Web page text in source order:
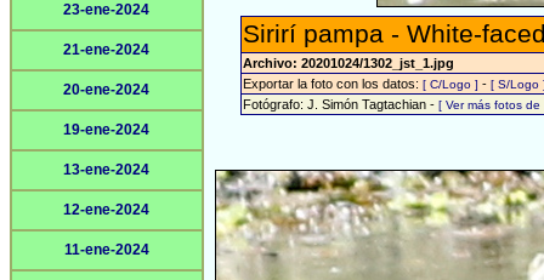
23-ene-2024
21-ene-2024
20-ene-2024
19-ene-2024
13-ene-2024
12-ene-2024
11-ene-2024
Sirirí pampa - White-
Archivo: 20201024/1302_jst_1.jpg
Exportar la foto con los datos:[ C/Logo ] -[ S/Logo
Fotógrafo: J. Simón Tagtachian -[ Ver más fotos